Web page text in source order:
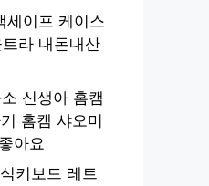
세이프 케이스
라 내돈내산
신생아 홈캠
홈캠 샤오미
아요
키보드 레트